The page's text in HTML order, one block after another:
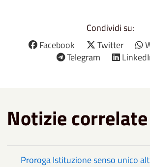
Condividi su:
Facebook
Twitter
Telegram
Notizie correlate
Proroga Istituzione senso unico